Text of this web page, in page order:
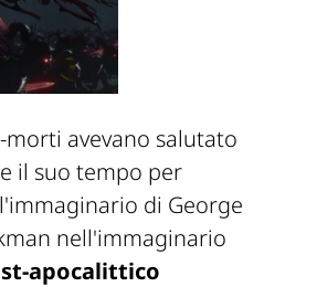
avevano salutato
il suo tempo per
di George
nell'immaginario
apocalittico